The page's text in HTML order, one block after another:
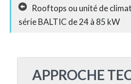
Rooftops ou unité de
série BALTIC de 24 à 85 kW
APPROCHE